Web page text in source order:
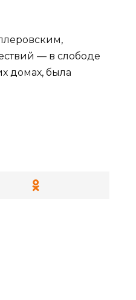
— в слободе
домах, была